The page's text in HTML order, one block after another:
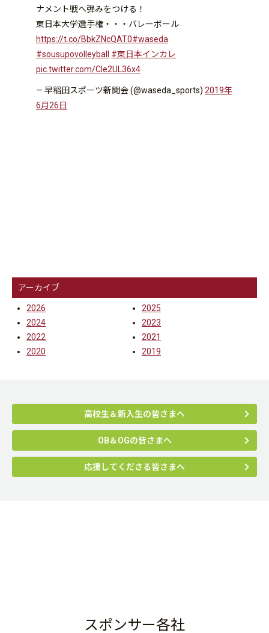
ナメント戦へ弾みをつける！
東日本大学選手権・・・バレーボール
https://t.co/BbkZNcQAT0#waseda
#sousupovolleyball
#東日本インカレ
pic.twitter.com/Cle2UL36x4
— 早稲田スポーツ新聞会 (@waseda_sports) 2019年
6月26日
アーカイブ
2026
2025
2024
2023
2022
2021
2020
2019
高校生＆新入生の皆さまへ
OB＆OGの皆さまへ
応援してくださる皆さまへ
スポンサー各社